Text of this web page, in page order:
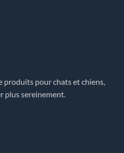
produits pour chats et chiens,
plus sereinement.